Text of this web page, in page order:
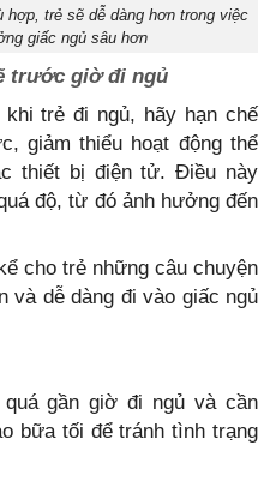
hợp, trẻ sẽ dễ dàng hơn trong việc
giấc ngủ sâu hơn
trước giờ đi ngủ
trẻ đi ngủ, hãy hạn chế
giảm thiểu hoạt động thể
thiết bị điện tử. Điều này
độ, từ đó ảnh hưởng đến
cho trẻ những câu chuyện
và dễ dàng đi vào giấc ngủ
gần giờ đi ngủ và cần
bữa tối để tránh tình trạng